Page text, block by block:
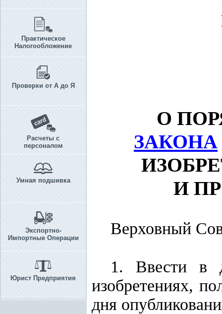
Практическое
Налогообложение
Проверки от А до Я
Расчеты с
персоналом
Умная подшивка
Экспортно-
Импортные Операции
Юрист Предприятия
О
ЗАКОНА
И
Верховный
1. Ввести в
изобретениях,
дня